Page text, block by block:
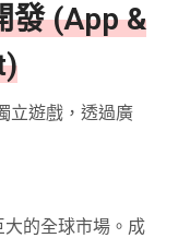
發 (App &
立遊戲，透過廣
大的全球市場。成